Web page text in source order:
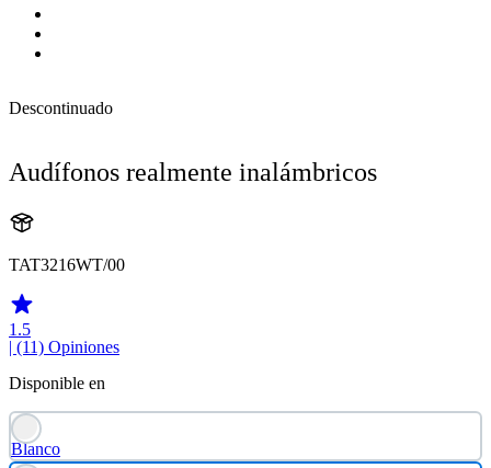
Descontinuado
Audífonos realmente inalámbricos
TAT3216WT/00
1.5
| (11) Opiniones
Disponible en
Blanco